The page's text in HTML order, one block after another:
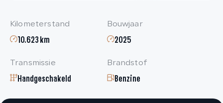
Kilometerstand
10.623 km
Bouwjaar
2025
Transmissie
Handgeschakeld
Brandstof
Benzine